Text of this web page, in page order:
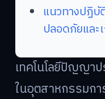
แนวทางปฏิบั
ปลอดภัยและ
เทคโนโลยีปัญญา
ในอุตสาหกรรมกา